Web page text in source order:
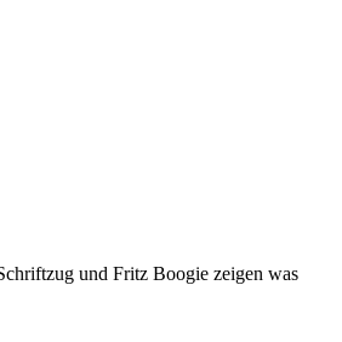
und Fritz Boogie zeigen was